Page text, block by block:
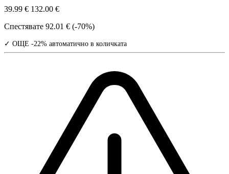
39.99 € 132.00 €
Спестявате 92.01 € (-70%)
✓ ОЩЕ -22% автоматично в количката